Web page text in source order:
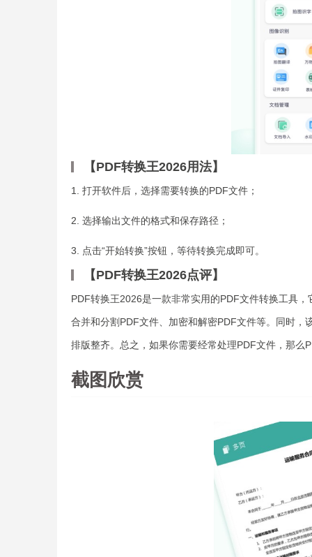
【PDF转换王2026用法】
1. 打开软件后，选择需要转换的PDF文件；
2. 选择输出文件的格式和保存路径；
3. 点击“开始转换”按钮，等待转换完成即可。
【PDF转换王2026点评】
PDF转换王2026是一款非常实用的PDF文件转换工具
合并和分割PDF文件、加密和解密PDF文件等。同时
排版整齐。总之，如果你需要经常处理PDF文件，那么
截图欣赏